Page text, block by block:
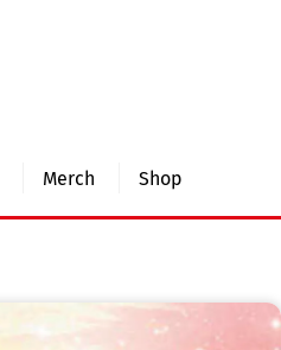
Merch Shop